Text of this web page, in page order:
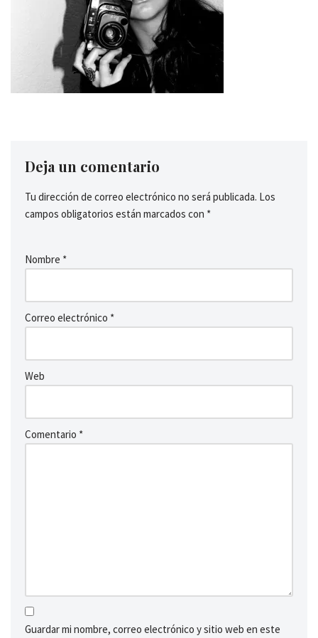
Deja un comentario
Tu dirección de correo electrónico no será publicada. Los
campos obligatorios están marcados con *
Nombre *
Correo electrónico *
Web
Comentario *
Guardar mi nombre, correo electrónico y sitio web en este